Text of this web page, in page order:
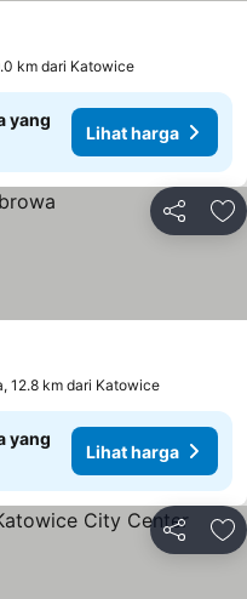
km dari Katowice
yang
Lihat harga
Bagikan
12.8 km dari Katowice
yang
Lihat harga
Bagikan